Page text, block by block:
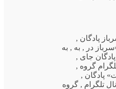
پادگان ,
در , به , به
پادگان جای ,
گروه ,
پادگان ,
تلگرام , گروه